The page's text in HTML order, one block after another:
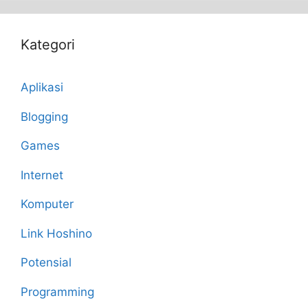
Kategori
Aplikasi
Blogging
Games
Internet
Komputer
Link Hoshino
Potensial
Programming